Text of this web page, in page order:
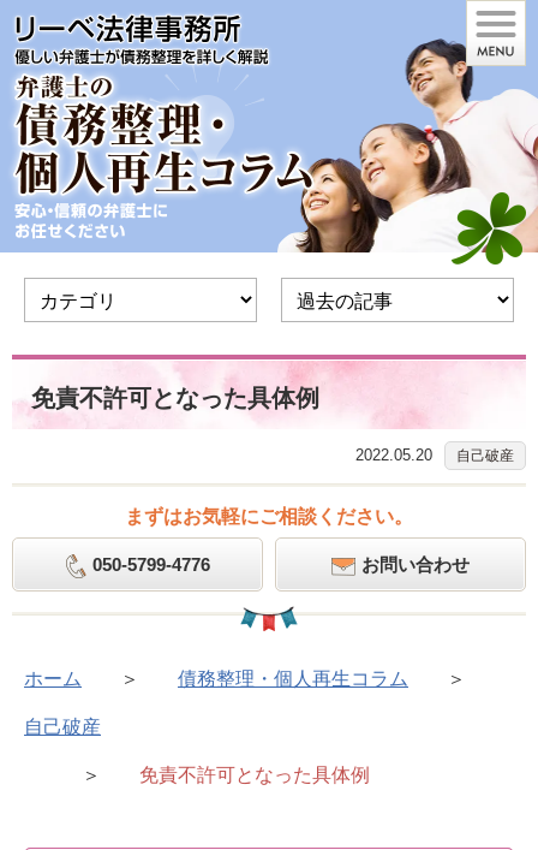
免責不許可となった具体例
2022.05.20 自己破産
まずはお気軽にご相談ください。
050-5799-4776 お問い合わせ
ホーム ＞ 債務整理・個人再生コラム ＞
自己破産
＞ 免責不許可となった具体例